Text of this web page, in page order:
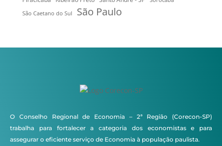
São Caetano do Sul São Paulo
O Conselho Regional de Economia – 2ª Região (Corecon-SP)
trabalha para fortalecer a categoria dos economistas e para
assegurar o eficiente serviço de Economia à população paulista.